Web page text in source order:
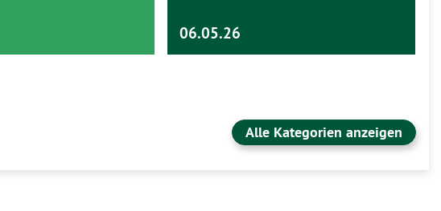
06.05.26
Alle Kategorien anzeigen